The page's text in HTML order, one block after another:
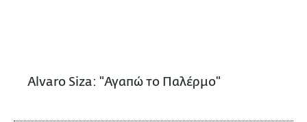
Alvaro Siza: "Αγαπώ το Παλέρμο"